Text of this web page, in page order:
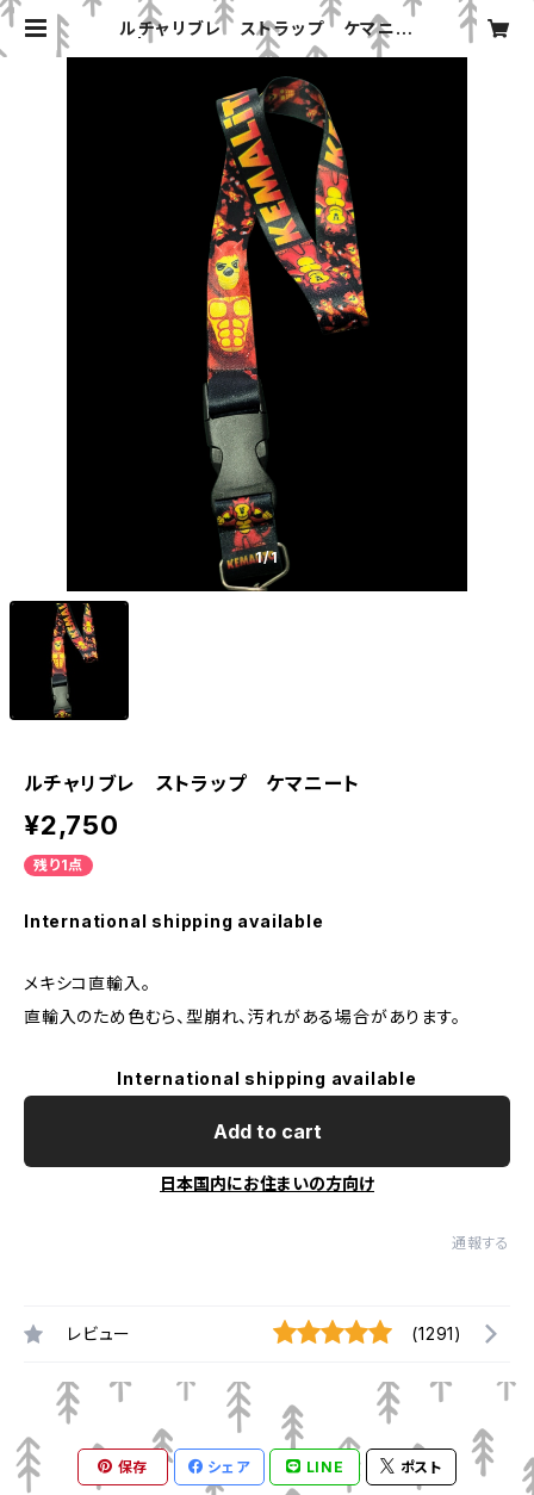
ルチャリブレ ストラップ ケマニー
ト | みちのくプロレス「プロレスグッズ
1/1
ルチャリブレ ストラップ ケマニート
¥2,750
残り1点
International shipping available
メキシコ直輸入。
直輸入のため色むら、型崩れ、汚れがある場合があります。
International shipping available
Add to cart
日本国内にお住まいの方向け
通報する
レビュー (1291)
保存 シェア LINE ポスト